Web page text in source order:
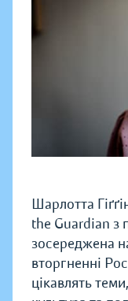
Шарлотта
the Guardian з
зосереджена
вторгненні
цікавлять